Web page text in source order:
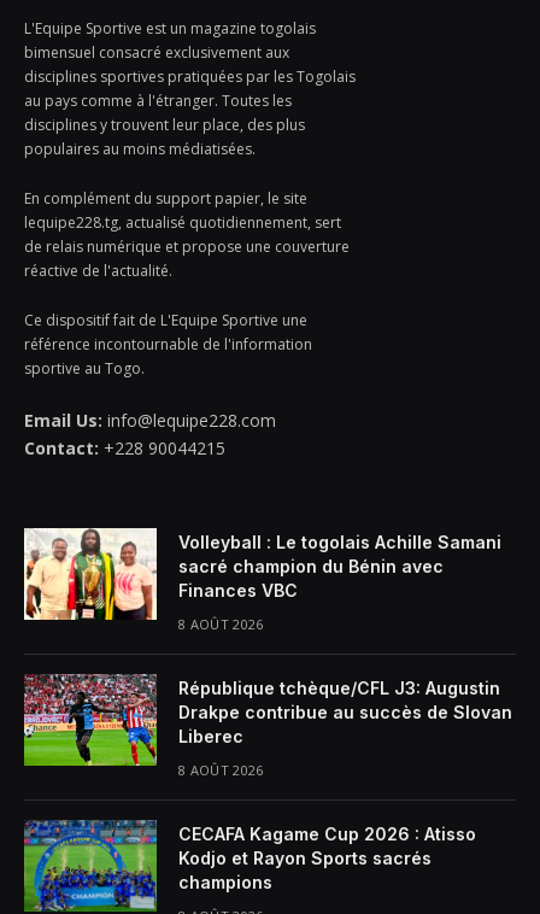
L'Equipe Sportive est un magazine togolais
bimensuel consacré exclusivement aux
disciplines sportives pratiquées par les Togolais
au pays comme à l'étranger. Toutes les
disciplines y trouvent leur place, des plus
populaires au moins médiatisées.
En complément du support papier, le site
lequipe228.tg, actualisé quotidiennement, sert
de relais numérique et propose une couverture
réactive de l'actualité.
Ce dispositif fait de L'Equipe Sportive une
référence incontournable de l'information
sportive au Togo.
Email Us: info@lequipe228.com
Contact: +228 90044215
Volleyball : Le togolais Achille Samani
sacré champion du Bénin avec
Finances VBC
8 AOÛT 2026
République tchèque/CFL J3: Augustin
Drakpe contribue au succès de Slovan
Liberec
8 AOÛT 2026
CECAFA Kagame Cup 2026 : Atisso
Kodjo et Rayon Sports sacrés
champions